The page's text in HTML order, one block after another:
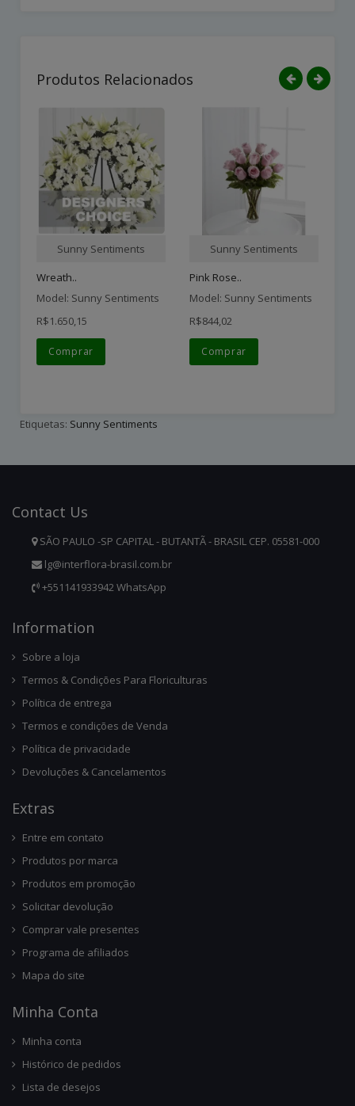
Produtos Relacionados
Sunny Sentiments
Wreath..
Model: Sunny Sentiments
R$1.650,15
Comprar
Sunny Sentiments
Pink Rose..
Model: Sunny Sentiments
R$844,02
Comprar
Etiquetas: Sunny Sentiments
Contact Us
SÃO PAULO -SP CAPITAL - BUTANTÃ - BRASIL CEP. 05581-000
lg@interflora-brasil.com.br
+551141933942 WhatsApp
InforMation
Sobre a loja
Termos & Condições Para Floriculturas
Política de entrega
Termos e condições de Venda
Política de privacidade
Devoluções & Cancelamentos
ExtRas
Entre em contato
Produtos por marca
Produtos em promoção
Solicitar devolução
Comprar vale presentes
Programa de afiliados
Mapa do site
Minha Conta
Minha conta
Histórico de pedidos
Lista de desejos